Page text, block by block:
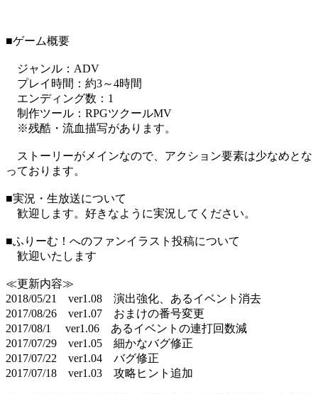
■ゲーム概要
ジャンル：ADV
プレイ時間：約3～4時間
エンディング数：1
制作ツール：RPGツクールMV
※残酷・流血描写があります。
ストーリーがメインなので、アクション要素は少なめとな
っております。
■実況・生放送について
歓迎します。好きなように実況してください。
■ふりーむ！へのファンイラスト投稿について
歓迎いたします
≪更新内容≫
2018/05/21 ver1.08 演出強化、あるイベント消去
2017/08/26 ver1.07 おまけの番号変更
2017/08/1 ver1.06 あるイベントの連打回数減
2017/07/29 ver1.05 細かなバグ修正
2017/07/22 ver1.04 バグ修正
2017/07/18 ver1.03 攻略ヒント追加